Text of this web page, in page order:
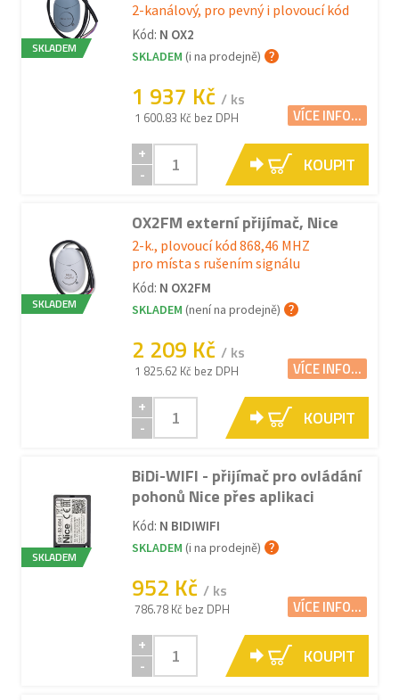
SKLADEM
2-kanálový, pro pevný i plovoucí kód
Kód: N OX2
SKLADEM (i na prodejně)
1 937 Kč / ks
1 600.83 Kč bez DPH VÍCE INFO...
+
-
KOUPIT
SKLADEM
OX2FM externí přijímač, Nice
2-k., plovoucí kód 868,46 MHZ
pro místa s rušením signálu
Kód: N OX2FM
SKLADEM (není na prodejně)
2 209 Kč / ks
1 825.62 Kč bez DPH VÍCE INFO...
+
-
KOUPIT
SKLADEM
BiDi-WIFI - přijímač pro ovládání
pohonů Nice přes aplikaci
Kód: N BIDIWIFI
SKLADEM (i na prodejně)
952 Kč / ks
786.78 Kč bez DPH VÍCE INFO...
+
-
KOUPIT